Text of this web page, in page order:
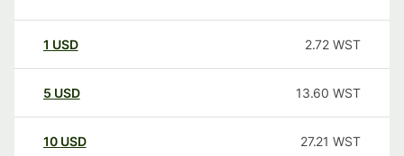
1 USD 2.72 WST
5 USD 13.60 WST
10 USD 27.21 WST